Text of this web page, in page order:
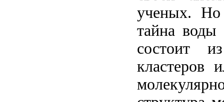
ученых. Но
тайна воды
состоит
кластеров